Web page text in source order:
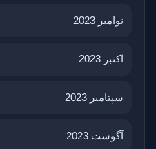
نوامبر 2023
اکتبر 2023
سپتامبر 2023
آگوست 2023